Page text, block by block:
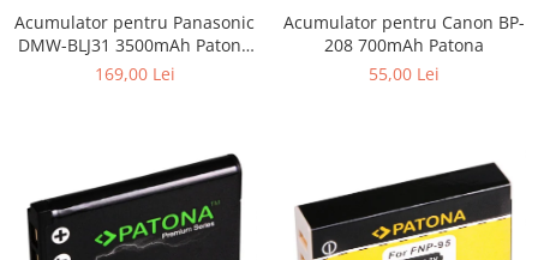
Acumulator pentru Panasonic
DMW-BLJ31 3500mAh Patona
Platinum
169,00 Lei
Acumulator pentru Canon BP-
208 700mAh Patona
55,00 Lei